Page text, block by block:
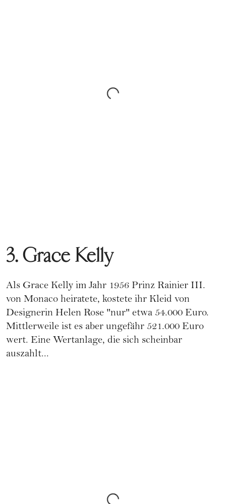
3. Grace Kelly
Als Grace Kelly im Jahr 1956 Prinz Rainier III.
von Monaco heiratete, kostete ihr Kleid von
Designerin Helen Rose "nur" etwa 54.000 Euro.
Mittlerweile ist es aber ungefähr 521.000 Euro
wert. Eine Wertanlage, die sich scheinbar
auszahlt...